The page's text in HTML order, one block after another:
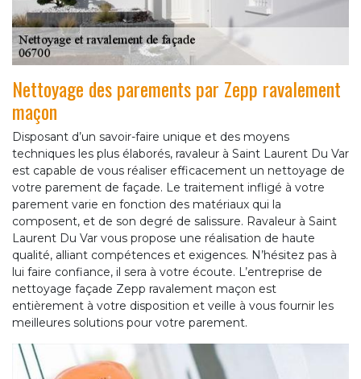
Nettoyage des parements par Zepp ravalement
maçon
Disposant d’un savoir-faire unique et des moyens
techniques les plus élaborés, ravaleur à Saint Laurent Du Var
est capable de vous réaliser efficacement un nettoyage de
votre parement de façade. Le traitement infligé à votre
parement varie en fonction des matériaux qui la
composent, et de son degré de salissure. Ravaleur à Saint
Laurent Du Var vous propose une réalisation de haute
qualité, alliant compétences et exigences. N’hésitez pas à
lui faire confiance, il sera à votre écoute. L’entreprise de
nettoyage façade Zepp ravalement maçon est
entièrement à votre disposition et veille à vous fournir les
meilleures solutions pour votre parement.